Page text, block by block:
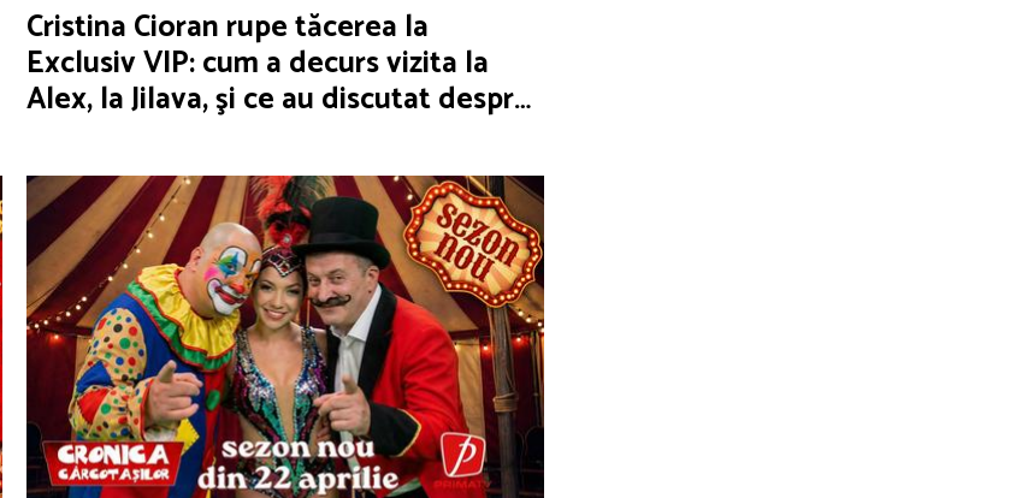
Cristina Cioran rupe tăcerea la
Exclusiv VIP: cum a decurs vizita la
Alex, la Jilava, şi ce au discutat despre